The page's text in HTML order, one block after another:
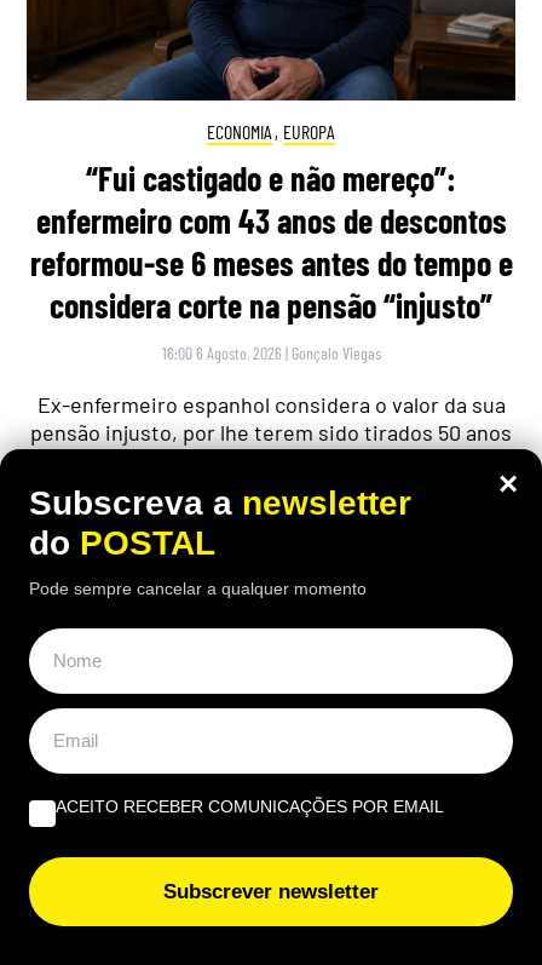
ECONOMIA , EUROPA
“Fui castigado e não mereço”:
enfermeiro com 43 anos de descontos
reformou-se 6 meses antes do tempo e
considera corte na pensão “injusto”
16:00 6 Agosto, 2026 | Gonçalo Viegas
Ex-enfermeiro espanhol considera o valor da sua
pensão injusto, por lhe terem sido tirados 50 anos
antes da idade legal
ALGARVE,EDIÇÃO PAPEL
×
Subscreva a newsletter
do POSTAL
Pode sempre cancelar a qualquer momento
ACEITO RECEBER COMUNICAÇÕES POR EMAIL
Subscrever newsletter